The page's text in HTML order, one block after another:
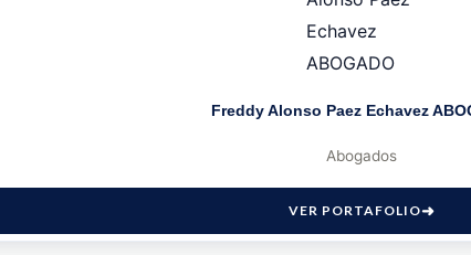
Freddy Alonso Paez Echavez
Abogados
VER PORTAFOLIO